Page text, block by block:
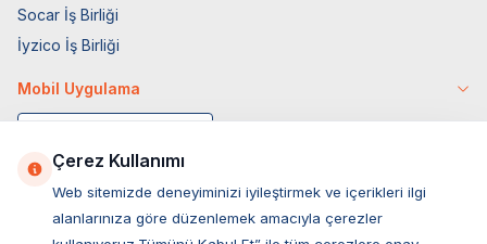
Socar İş Birliği
İyzico İş Birliği
Mobil Uygulama
Çerez Kullanımı
Web sitemizde deneyiminizi iyileştirmek ve içerikleri ilgi
alanlarınıza göre düzenlemek amacıyla çerezler